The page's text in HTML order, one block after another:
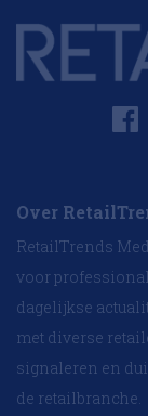
Over
RetailTrends
voor
dagelijkse
met diverse
signaleren en
de retailbranche.